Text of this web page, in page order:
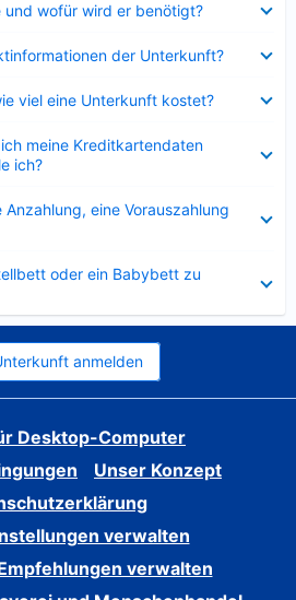
und wofür wird er benötigt?
der Unterkunft?
viel eine Unterkunft kostet?
meine Kreditkartendaten
ich?
eine Vorauszahlung
oder ein Babybett zu
anmelden
Desktop-Computer
Unser Konzept
verwalten
verwalten